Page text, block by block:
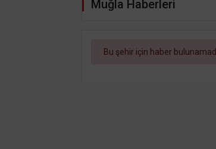
Muğla Haberleri
Bu şehir için haber